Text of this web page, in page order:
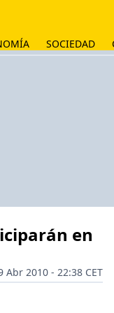
SOCIEDAD
en
Abr 2010 - 22:38 CET